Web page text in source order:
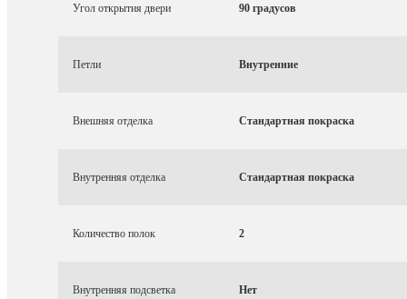
Угол открытия двери 90 градусов
Петли Внутренние
Внешняя отделка Стандартная покраска
Внутренняя отделка Стандартная покраска
Количество полок 2
Внутренняя подсветка Нет